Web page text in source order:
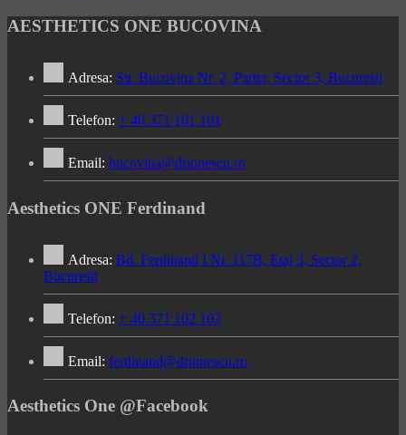
AESTHETICS ONE BUCOVINA
Adresa: Str. Bucovina Nr. 2, Parter, Sector 3, Bucuresti
Telefon: + 40 371 101 101
Email: bucovina@drionescu.ro
Aesthetics ONE Ferdinand
Adresa: Bd. Ferdinand I Nr. 117B, Etaj 3, Sector 2,
Bucuresti
Telefon: + 40 371 102 102
Email: ferdinand@drionescu.ro
Aesthetics One @Facebook